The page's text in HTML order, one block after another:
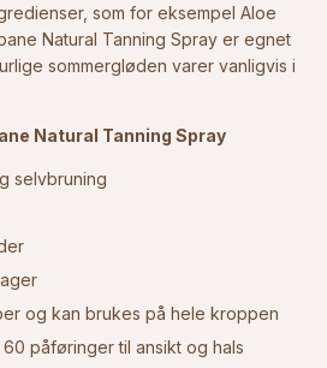
som for eksempel Aloe
Natural Tanning Spray er egnet
sommergløden varer vanligvis i
Natural Tanning Spray
selvbruning
og kan brukes på hele kroppen
påføringer til ansikt og hals